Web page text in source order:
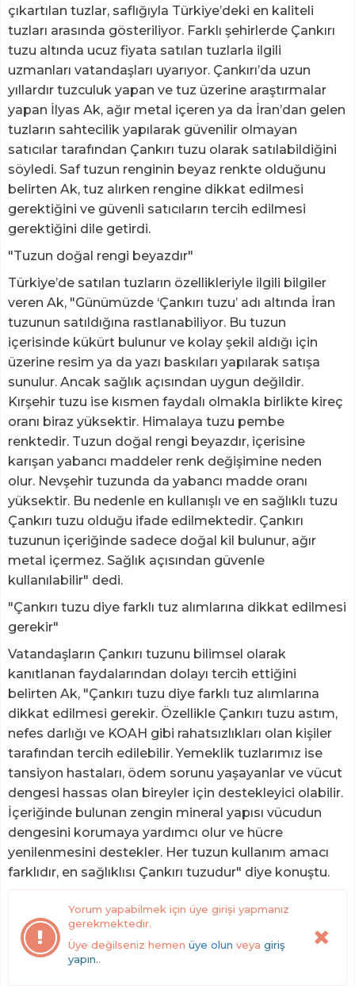
çıkartılan tuzlar, saflığıyla Türkiye’deki en kaliteli
tuzları arasında gösteriliyor. Farklı şehirlerde Çankırı
tuzu altında ucuz fiyata satılan tuzlarla ilgili
uzmanları vatandaşları uyarıyor. Çankırı’da uzun
yıllardır tuzculuk yapan ve tuz üzerine araştırmalar
yapan İlyas Ak, ağır metal içeren ya da İran’dan gelen
tuzların sahtecilik yapılarak güvenilir olmayan
satıcılar tarafından Çankırı tuzu olarak satılabildiğini
söyledi. Saf tuzun renginin beyaz renkte olduğunu
belirten Ak, tuz alırken rengine dikkat edilmesi
gerektiğini ve güvenli satıcıların tercih edilmesi
gerektiğini dile getirdi.
"Tuzun doğal rengi beyazdır"
Türkiye’de satılan tuzların özellikleriyle ilgili bilgiler
veren Ak, "Günümüzde ‘Çankırı tuzu’ adı altında İran
tuzunun satıldığına rastlanabiliyor. Bu tuzun
içerisinde kükürt bulunur ve kolay şekil aldığı için
üzerine resim ya da yazı baskıları yapılarak satışa
sunulur. Ancak sağlık açısından uygun değildir.
Kırşehir tuzu ise kısmen faydalı olmakla birlikte kireç
oranı biraz yüksektir. Himalaya tuzu pembe
renktedir. Tuzun doğal rengi beyazdır, içerisine
karışan yabancı maddeler renk değişimine neden
olur. Nevşehir tuzunda da yabancı madde oranı
yüksektir. Bu nedenle en kullanışlı ve en sağlıklı tuzu
Çankırı tuzu olduğu ifade edilmektedir. Çankırı
tuzunun içeriğinde sadece doğal kil bulunur, ağır
metal içermez. Sağlık açısından güvenle
kullanılabilir" dedi.
"Çankırı tuzu diye farklı tuz alımlarına dikkat edilmesi
gerekir"
Vatandaşların Çankırı tuzunu bilimsel olarak
kanıtlanan faydalarından dolayı tercih ettiğini
belirten Ak, "Çankırı tuzu diye farklı tuz alımlarına
dikkat edilmesi gerekir. Özellikle Çankırı tuzu astım,
nefes darlığı ve KOAH gibi rahatsızlıkları olan kişiler
tarafından tercih edilebilir. Yemeklik tuzlarımız ise
tansiyon hastaları, ödem sorunu yaşayanlar ve vücut
dengesi hassas olan bireyler için destekleyici olabilir.
İçeriğinde bulunan zengin mineral yapısı vücudun
dengesini korumaya yardımcı olur ve hücre
yenilenmesini destekler. Her tuzun kullanım amacı
farklıdır, en sağlıklısı Çankırı tuzudur" diye konuştu.
Yorum yapabilmek için üye girişi yapmanız
gerekmektedir.
Üye değilseniz hemen üye olun veya giriş
yapın..